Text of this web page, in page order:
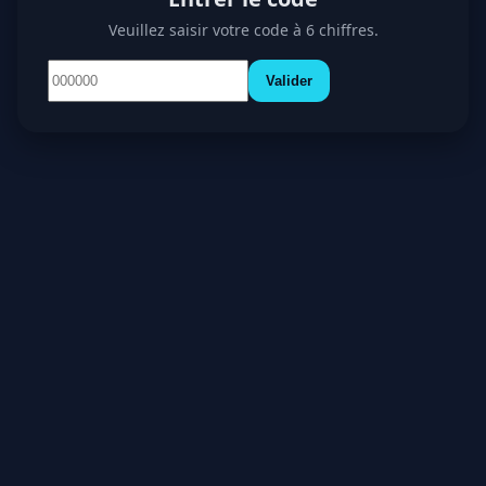
Veuillez saisir votre code à 6 chiffres.
Valider